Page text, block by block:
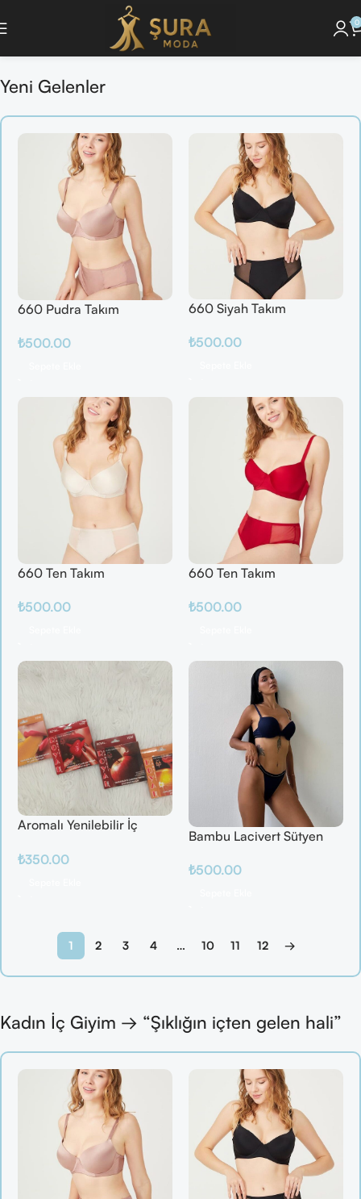
0
] 🔘 [Pijama Takımlarını İncele ]🔘 [ Saç Bakım Ürünlerini Gör ]🔘 [
Yeni Gelenler
660 Pudra Takım
₺500.00
660 Siyah Takım
₺500.00
660 Ten Takım
₺500.00
660 Ten Takım
₺500.00
Aromalı Yenilebilir İç
/ Elma / Portakal
₺350.00
Bambu Lacivert Sütyen
₺500.00
1 2 3 4 … 10 11 12 →
Kadın İç Giyim → “Şıklığın içten gelen hali”